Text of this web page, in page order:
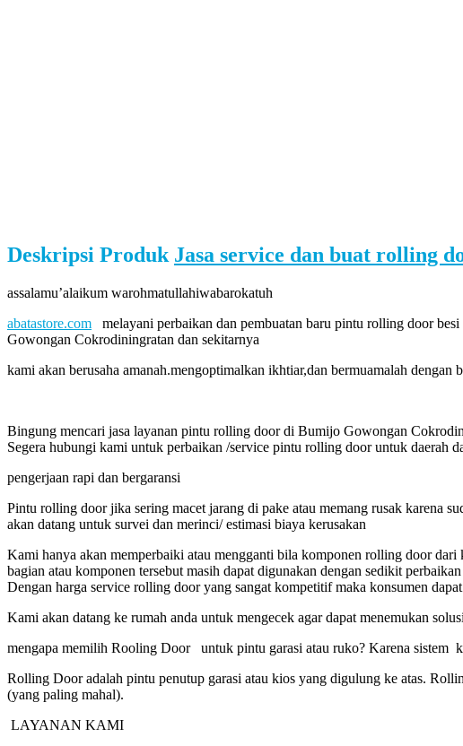
Deskripsi Produk Jasa service dan buat rolling
assalamu’alaikum warohmatullahiwabarokatuh
abatastore.com melayani perbaikan dan pembuatan baru pintu rolling door
Gowongan Cokrodiningratan dan sekitarnya
kami akan berusaha amanah.mengoptimalkan ikhtiar,dan bermuamalah dengan
Bingung mencari jasa layanan pintu rolling door di Bumijo Gowongan
Segera hubungi kami untuk perbaikan /service pintu rolling door untuk daerah
pengerjaan rapi dan bergaransi
Pintu rolling door jika sering macet jarang di pake atau memang rusak karena
akan datang untuk survei dan merinci/ estimasi biaya kerusakan
Kami hanya akan memperbaiki atau mengganti bila komponen rolling door
bagian atau komponen tersebut masih dapat digunakan dengan sedikit
Dengan harga service rolling door yang sangat kompetitif maka konsumen
Kami akan datang ke rumah anda untuk mengecek agar dapat menemukan
mengapa memilih Rooling Door untuk pintu garasi atau ruko? Karena sistem
Rolling Door adalah pintu penutup garasi atau kios yang digulung ke atas.
(yang paling mahal).
LAYANAN KAMI